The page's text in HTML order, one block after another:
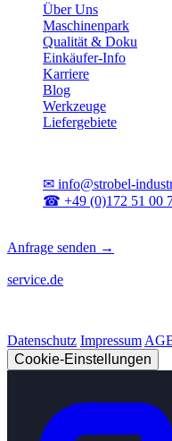
Über Uns
Maschinenpark
Qualität & Doku
Einkäufer-Info
Karriere
Blog
Werkzeuge
Liefergebiete
✉ info@strobel-
☎ +49 (0)172 51 00
Anfrage senden →
service.de
Datenschutz Impressum
Cookie-Einstellungen